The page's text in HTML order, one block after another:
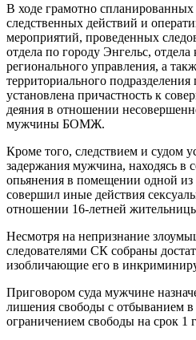
В ходе грамотно
следственных действий и
мероприятий, проведенных
отдела по городу Энгельс,
регионального управления, а
территориального
установлена причастность к
деяния в отношении
мужчины БОМЖ.
Кроме того, следствием и судом
задержания мужчина, находясь в
опьянения в помещении одной
совершил иные действия
отношении 16-летней
Несмотря на непризнание
следователями СК собраны
изобличающие его в
Приговором суда мужчине
лишения свободы с отбыванием
ограничением свободы на срок 1